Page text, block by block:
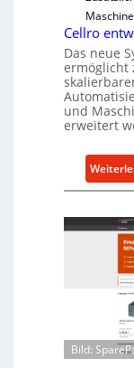
Maschine
Cellro
Das neue
ermöglicht
und
erweitert
Bild: